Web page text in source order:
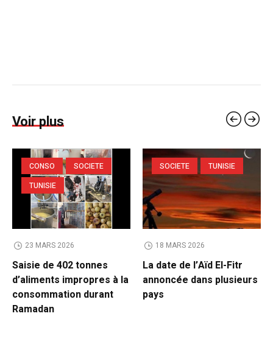
Voir plus
CONSO
SOCIETE
TUNISIE
23 MARS 2026
Saisie de 402 tonnes
d’aliments impropres à la
consommation durant
Ramadan
SOCIETE TUNISIE
18 MARS 2026
La date de l’Aïd El-Fitr
annoncée dans plusieurs
pays